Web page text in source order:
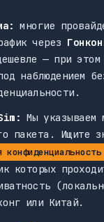
многие
через
— при этом
наблюдением
Мы указываем
пакета. Ищите
конфиденциальность
которых
или Китай.